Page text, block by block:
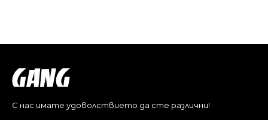
С нас имате удоволствието да сте различни!